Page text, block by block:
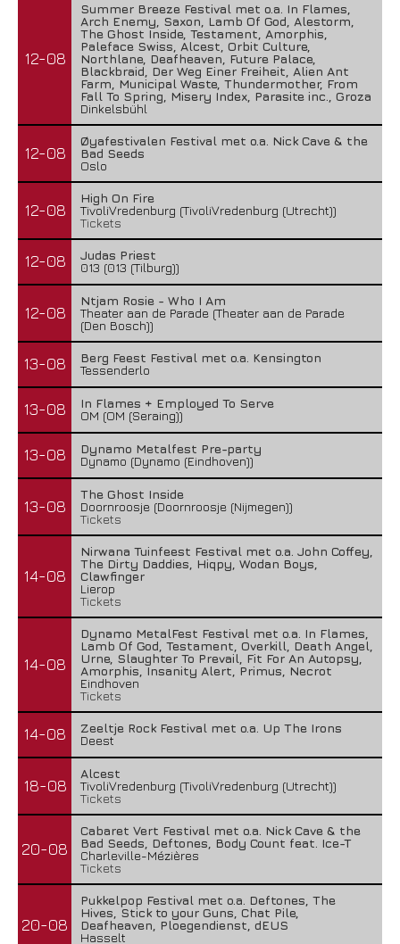
12-08
Summer Breeze Festival met o.a. In Flames,
Arch Enemy, Saxon, Lamb Of God, Alestorm,
The Ghost Inside, Testament, Amorphis,
Paleface Swiss, Alcest, Orbit Culture,
Northlane, Deafheaven, Future Palace,
Blackbraid, Der Weg Einer Freiheit, Alien Ant
Farm, Municipal Waste, Thundermother, From
Fall To Spring, Misery Index, Parasite inc., Groza
Dinkelsbühl
12-08
Øyafestivalen Festival met o.a. Nick Cave & the
Bad Seeds
Oslo
12-08
High On Fire
TivoliVredenburg (TivoliVredenburg (Utrecht))
Tickets
12-08
Judas Priest
013 (013 (Tilburg))
12-08
Ntjam Rosie - Who I Am
Theater aan de Parade (Theater aan de Parade
(Den Bosch))
13-08
Berg Feest Festival met o.a. Kensington
Tessenderlo
13-08
In Flames + Employed To Serve
OM (OM (Seraing))
13-08
Dynamo Metalfest Pre-party
Dynamo (Dynamo (Eindhoven))
13-08
The Ghost Inside
Doornroosje (Doornroosje (Nijmegen))
Tickets
14-08
Nirwana Tuinfeest Festival met o.a. John Coffey,
The Dirty Daddies, Hiqpy, Wodan Boys,
Clawfinger
Lierop
Tickets
14-08
Dynamo MetalFest Festival met o.a. In Flames,
Lamb Of God, Testament, Overkill, Death Angel,
Urne, Slaughter To Prevail, Fit For An Autopsy,
Amorphis, Insanity Alert, Primus, Necrot
Eindhoven
Tickets
14-08
Zeeltje Rock Festival met o.a. Up The Irons
Deest
18-08
Alcest
TivoliVredenburg (TivoliVredenburg (Utrecht))
Tickets
20-08
Cabaret Vert Festival met o.a. Nick Cave & the
Bad Seeds, Deftones, Body Count feat. Ice-T
Charleville-Mézières
Tickets
20-08
Pukkelpop Festival met o.a. Deftones, The
Hives, Stick to your Guns, Chat Pile,
Deafheaven, Ploegendienst, dEUS
Hasselt